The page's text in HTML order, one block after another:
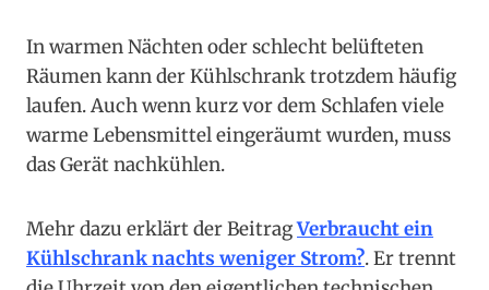
In warmen Nächten oder schlecht belüfteten
Räumen kann der Kühlschrank trotzdem häufig
laufen. Auch wenn kurz vor dem Schlafen viele
warme Lebensmittel eingeräumt wurden, muss
das Gerät nachkühlen.
Mehr dazu erklärt der BeitragVerbraucht ein
Kühlschrank nachts weniger Strom?. Er trennt